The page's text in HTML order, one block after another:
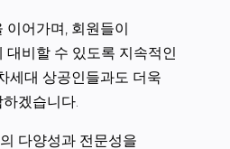
이어가며, 회원들이
대비할 수 있도록 지속적인
세대 상공인들과도 더욱
겠습니다.
다양성과 전문성을